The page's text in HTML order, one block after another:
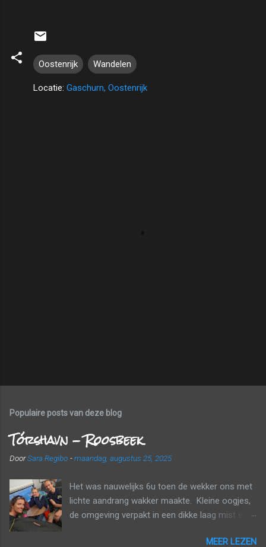
Oostenrijk Wandelen
Locatie: Gaschurn, Oostenrijk
Populaire posts van deze blog
Tórshavn - Roosbeek
DoorSara Regibo -maandag, augustus 25, 2025
Het was nauwelijks 6u toen de wekker ons met
lichte aandrang wakker maakte. Kleine oogjes,
de omgeving verpakt in een dikke laag mist en
echt ontbijt was het nog te vroeg, maar we
MEER LEZEN